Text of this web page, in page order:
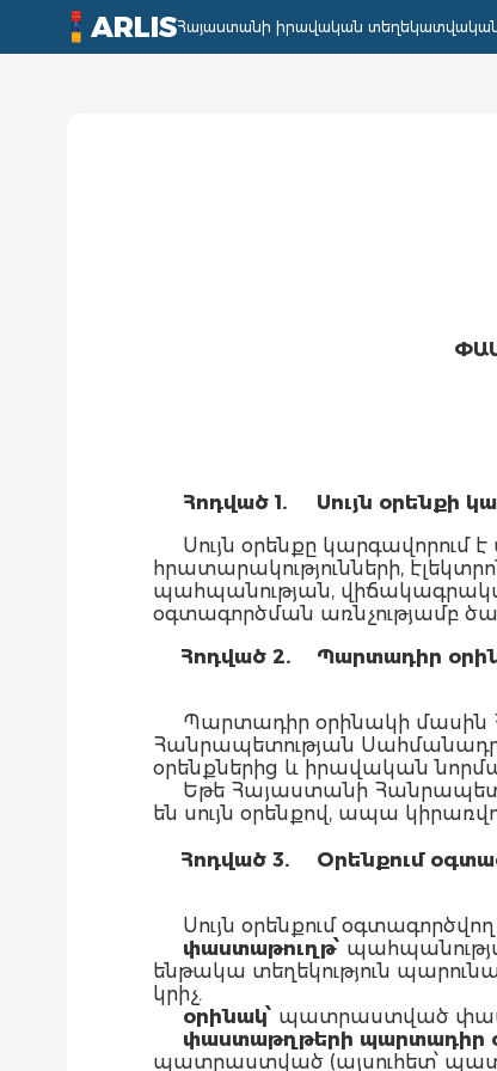
ARLISՀայաստանի իրավական
Հոդված 1.
Սույն օրենքի
Սույն օրենքը
հրատարակությունների,
պահպանության,
օգտագործման առնչությամբ
Հոդված 2.
Պարտադիր
Պարտադիր օրինակի մասին
Հանրապետության
օրենքներից և իրավական
Եթե Հայաստանի
են սույն օրենքով, ապա
Հոդված 3. Օրենքում
Սույն օրենքում
փաստաթուղթ՝
ենթակա տեղեկություն
կրիչ.
օրինակ՝ պատրաստված
փաստաթղթերի պարտադիր
պատրաստված (այսուհետ՝